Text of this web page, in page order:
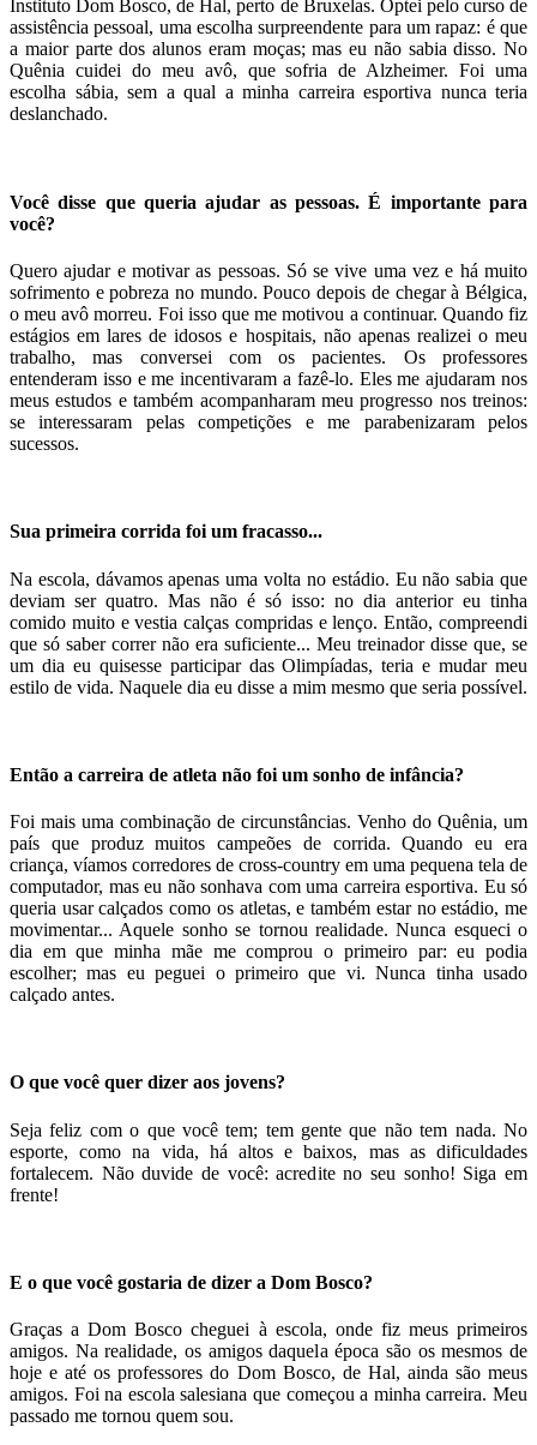
Instituto Dom Bosco, de Hal, perto de Bruxelas. Optei pelo curso de
assistência pessoal, uma escolha surpreendente para um rapaz: é que
a maior parte dos alunos eram moças; mas eu não sabia disso. No
Quênia cuidei do meu avô, que sofria de Alzheimer. Foi uma
escolha sábia, sem a qual a minha carreira esportiva nunca teria
deslanchado.
Você disse que queria ajudar as pessoas. É importante para
você?
Quero ajudar e motivar as pessoas. Só se vive uma vez e há muito
sofrimento e pobreza no mundo. Pouco depois de chegar à Bélgica,
o meu avô morreu. Foi isso que me motivou a continuar. Quando fiz
estágios em lares de idosos e hospitais, não apenas realizei o meu
trabalho, mas conversei com os pacientes. Os professores
entenderam isso e me incentivaram a fazê-lo. Eles me ajudaram nos
meus estudos e também acompanharam meu progresso nos treinos:
se interessaram pelas competições e me parabenizaram pelos
sucessos.
Sua primeira corrida foi um fracasso...
Na escola, dávamos apenas uma volta no estádio. Eu não sabia que
deviam ser quatro. Mas não é só isso: no dia anterior eu tinha
comido muito e vestia calças compridas e lenço. Então, compreendi
que só saber correr não era suficiente... Meu treinador disse que, se
um dia eu quisesse participar das Olimpíadas, teria e mudar meu
estilo de vida. Naquele dia eu disse a mim mesmo que seria possível.
Então a carreira de atleta não foi um sonho de infância?
Foi mais uma combinação de circunstâncias. Venho do Quênia, um
país que produz muitos campeões de corrida. Quando eu era
criança, víamos corredores de cross-country em uma pequena tela de
computador, mas eu não sonhava com uma carreira esportiva. Eu só
queria usar calçados como os atletas, e também estar no estádio, me
movimentar... Aquele sonho se tornou realidade. Nunca esqueci o
dia em que minha mãe me comprou o primeiro par: eu podia
escolher; mas eu peguei o primeiro que vi. Nunca tinha usado
calçado antes.
O que você quer dizer aos jovens?
Seja feliz com o que você tem; tem gente que não tem nada. No
esporte, como na vida, há altos e baixos, mas as dificuldades
fortalecem. Não duvide de você: acredite no seu sonho! Siga em
frente!
E o que você gostaria de dizer a Dom Bosco?
Graças a Dom Bosco cheguei à escola, onde fiz meus primeiros
amigos. Na realidade, os amigos daquela época são os mesmos de
hoje e até os professores do Dom Bosco, de Hal, ainda são meus
amigos. Foi na escola salesiana que começou a minha carreira. Meu
passado me tornou quem sou.